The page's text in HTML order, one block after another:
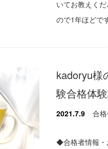
いてお教えく
ので1年ほどで
kadoryu様
験合格体
2021.7.9 合
◆合格者情報・